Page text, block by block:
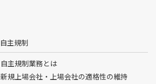
自主規制
自主規制業務とは
新規上場会社・上場会社の適格性の維持